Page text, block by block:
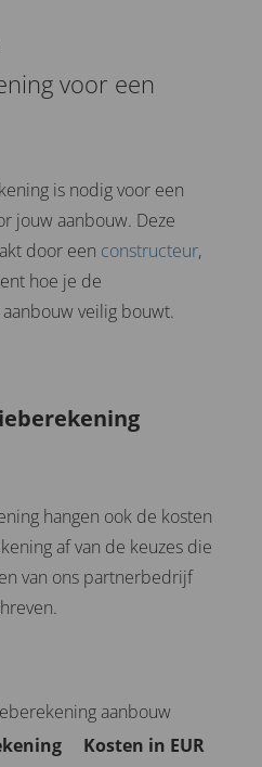
voor een
is nodig voor een
jouw aanbouw. Deze
door een constructeur,
hoe je de
veilig bouwt.
hangen ook de kosten
af van de keuzes die
van ons partnerbedrijf
Kosten in EUR
aanbouw